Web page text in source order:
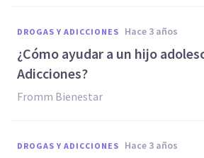
DROGAS Y ADICCIONES hace 3 años
¿Cómo ayudar a un hijo
Adicciones?
Fromm Bienestar
DROGAS Y ADICCIONES hace 3 años